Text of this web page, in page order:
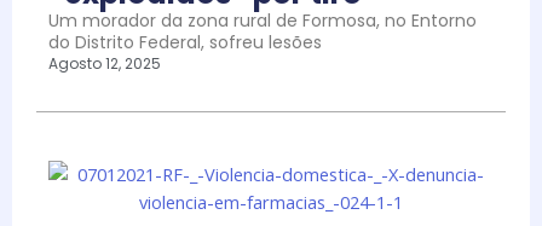
Um morador da zona rural de Formosa, no Entorno
do Distrito Federal, sofreu lesões
Agosto 12, 2025